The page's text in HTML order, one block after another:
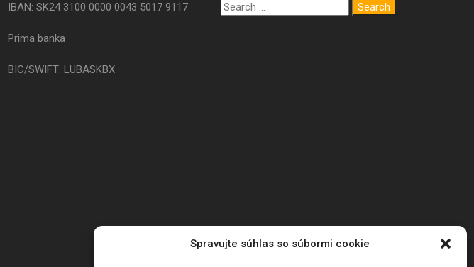
Spravujte súhlas so súbormi cookie
IBAN: SK24 3100 0000 0043 5017 9117
Prima banka
BIC/SWIFT: LUBASKBX